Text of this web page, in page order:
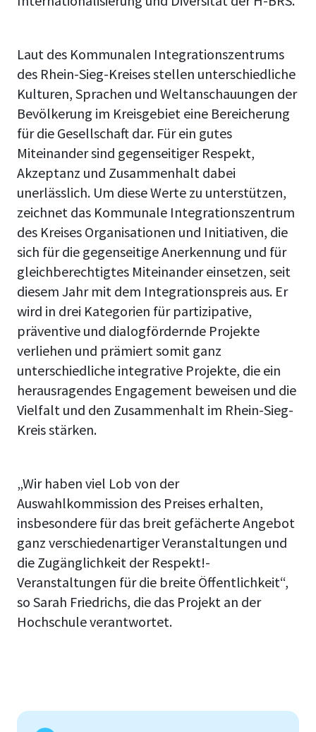
Laut des Kommunalen Integrationszentrums
des Rhein-Sieg-Kreises stellen unterschiedliche
Kulturen, Sprachen und Weltanschauungen der
Bevölkerung im Kreisgebiet eine Bereicherung
für die Gesellschaft dar. Für ein gutes
Miteinander sind gegenseitiger Respekt,
Akzeptanz und Zusammenhalt dabei
unerlässlich. Um diese Werte zu unterstützen,
zeichnet das Kommunale Integrationszentrum
des Kreises Organisationen und Initiativen, die
sich für die gegenseitige Anerkennung und für
gleichberechtigtes Miteinander einsetzen, seit
diesem Jahr mit dem Integrationspreis aus. Er
wird in drei Kategorien für partizipative,
präventive und dialogfördernde Projekte
verliehen und prämiert somit ganz
unterschiedliche integrative Projekte, die ein
herausragendes Engagement beweisen und die
Vielfalt und den Zusammenhalt im Rhein-Sieg-
Kreis stärken.
„Wir haben viel Lob von der
Auswahlkommission des Preises erhalten,
insbesondere für das breit gefächerte Angebot
ganz verschiedenartiger Veranstaltungen und
die Zugänglichkeit der Respekt!-
Veranstaltungen für die breite Öffentlichkeit“,
so Sarah Friedrichs, die das Projekt an der
Hochschule verantwortet.